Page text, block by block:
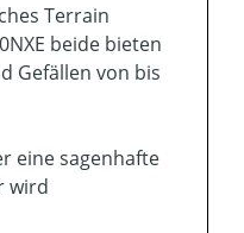
Terrain
beide bieten
Gefällen von bis
eine sagenhafte
wird